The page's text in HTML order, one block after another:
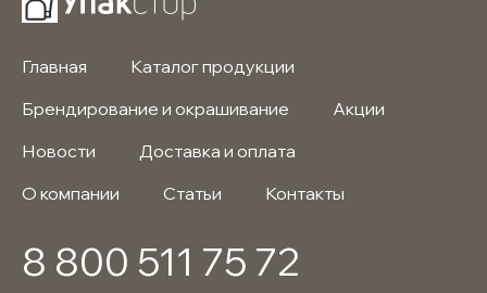
Главная
Каталог продукции
Брендирование и окрашивание
Акции
Новости
Доставка и оплата
О компании
Статьи Контакты
8 800 511 75 72